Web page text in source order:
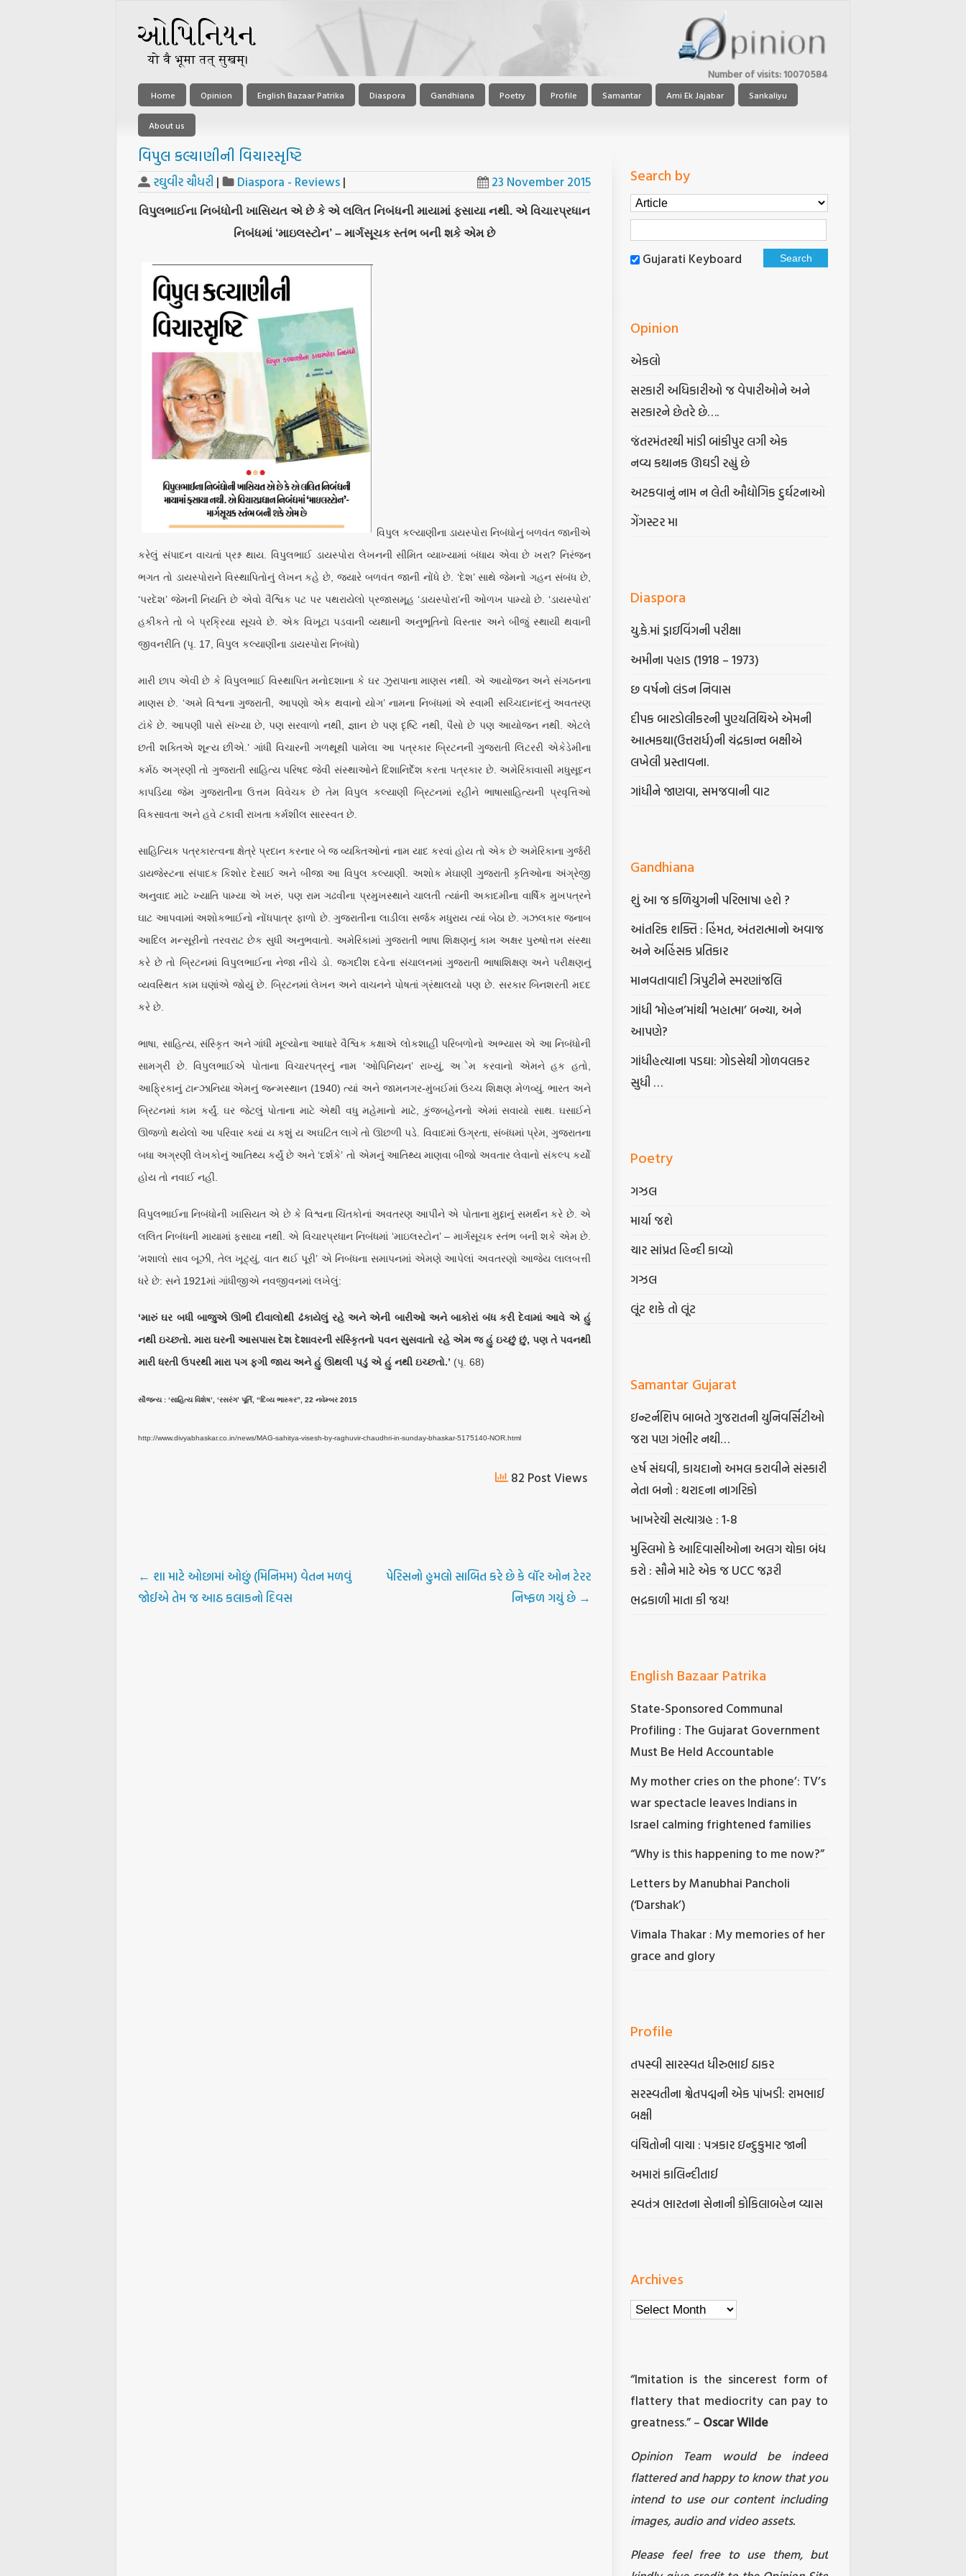
Number of visits:10070584
Home Opinion English Bazaar Patrika Diaspora Gandhiana Poetry Profile Samantar Ami Ek Jajabar Sankaliyu
About us
વિપુલ કલ્યાણીની વિચારસૃષ્ટિ
રઘુવીર ચૌધરી | Diaspora - Reviews | 23 November 2015
વિપુલભાઈના નિબંધોની ખાસિયત એ છે કે એ લલિત નિબંધની માયામાં ફસાયા નથી. એ વિચારપ્રધાન
નિબંધમાં ‘માઇલસ્ટોન’ – માર્ગસૂચક સ્તંભ બની શકે એમ છે
વિપુલ કલ્યાણીના ડાયસ્પોરા નિબંધોનું બળવંત જાનીએ
કરેલું સંપાદન વાચતાં પ્રશ્ન થાય. વિપુલભાઈ ડાયસ્પોરા લેખનની સીમિત વ્યાખ્યામાં બંધાય એવા છે ખરા? નિરંજન
ભગત તો ડાયસ્પોરાને વિસ્થાપિતોનું લેખન કહે છે, જ્યારે બળવંત જાની નોંધે છે. ‘દેશ’ સાથે જેમનો ગહન સંબંધ છે,
‘પરદેશ’ જેમની નિયતિ છે એવો વૈશ્વિક પટ પર પથરાયેલો પ્રજાસમૂહ ‘ડાયસ્પોરા’ની ઓળખ પામ્યો છે. ‘ડાયસ્પોરા’
હકીકતે તો બે પ્રક્રિયા સૂચવે છે. એક વિખૂટા પડવાની વ્યથાની અનુભૂતિનો વિસ્તાર અને બીજું સ્થાયી થવાની
જીવનરીતિ (પૃ. 17, વિપુલ કલ્યાણીના ડાયસ્પોરા નિબંધો)
મારી છાપ એવી છે કે વિપુલભાઈ વિસ્થાપિત મનોદશાના કે ઘર ઝુરાપાના માણસ નથી. એ આયોજન અને સંગઠનના
માણસ છે. ‘અમે વિશ્વના ગુજરાતી, આપણો એક થવાનો યોગ’ નામના નિબંધમાં એ સ્વામી સચ્ચિદાનંદનું અવતરણ
ટાંકે છે. આપણી પાસે સંખ્યા છે, પણ સરવાળો નથી, જ્ઞાન છે પણ દૃષ્ટિ નથી, પૈસો છે પણ આયોજન નથી. એટલે
છતી શક્તિએ શૂન્ય છીએ.’ ગાંધી વિચારની ગળથૂથી પામેલા આ પત્રકાર બ્રિટનની ગુજરાતી લિટરરી એકેડેમીના
કર્મઠ અગ્રણી તો ગુજરાતી સાહિત્ય પરિષદ જેવી સંસ્થાઓને દિશાનિર્દેશ કરતા પત્રકાર છે. અમેરિકાવાસી મધુસૂદન
કાપડિયા જેમ ગુજરાતીના ઉત્તમ વિવેચક છે તેમ વિપુલ કલ્યાણી બ્રિટનમાં રહીને ભાષાસાહિત્યની પ્રવૃત્તિઓ
વિકસાવતા અને હવે ટકાવી રાખતા કર્મશીલ સારસ્વત છે.
સાહિત્યિક પત્રકારત્વના ક્ષેત્રે પ્રદાન કરનાર બે જ વ્યક્તિઓનાં નામ યાદ કરવાં હોય તો એક છે અમેરિકાના ગુર્જરી
ડાયજેસ્ટના સંપાદક કિશોર દેસાઈ અને બીજા આ વિપુલ કલ્યાણી. અશોક મેઘાણી ગુજરાતી કૃતિઓના અંગ્રેજી
અનુવાદ માટે ખ્યાતિ પામ્યા એ ખરું, પણ રામ ગઢવીના પ્રમુખસ્થાને ચાલતી ત્યાંની અકાદમીના વાર્ષિક મુખપત્રને
ઘાટ આપવામાં અશોકભાઈનો નોંધપાત્ર ફાળો છે. ગુજરાતીના લાડીલા સર્જક મધુરાય ત્યાં બેઠા છે. ગઝલકાર જનાબ
આદિલ મન્સૂરીનો તરવરાટ છેક સુધી અનુભવાતો. અમેરિકામાં ગુજરાતી ભાષા શિક્ષણનું કામ અક્ષર પુરુષોત્તમ સંસ્થા
કરે છે તો બ્રિટનમાં વિપુલભાઈના નેજા નીચે ડો. જગદીશ દવેના સંચાલનમાં ગુજરાતી ભાષાશિક્ષણ અને પરીક્ષણનું
વ્યવસ્થિત કામ ઘણાંએ જોયું છે. બ્રિટનમાં લેખન અને વાચનને પોષતાં ગ્રંથાલયો પણ છે. સરકાર બિનશરતી મદદ
કરે છે.
ભાષા, સાહિત્ય, સંસ્કૃિત અને ગાંધી મૂલ્યોના આધારે વૈશ્વિક કક્ષાએ લોકશાહી પરિબળોનો અભ્યાસ એ આ નિબંધોની
સામગ્રી છે. વિપુલભાઈએ પોતાના વિચારપત્રનું નામ ‘ઓપિનિયન’ રાખ્યું, અેમ કરવાનો એમને હક હતો,
આફ્રિકાનું ટાન્ઝાનિયા એમનું જન્મસ્થાન (1940) ત્યાં અને જામનગર-મુંબઈમાં ઉચ્ચ શિક્ષણ મેળવ્યું. ભારત અને
બ્રિટનમાં કામ કર્યું. ઘર જેટલું પોતાના માટે એથી વધુ મહેમાનો માટે, કુંજબહેનનો એમાં સવાયો સાથ. ઘસાઈને
ઊજળો થયેલો આ પરિવાર ક્યાં ય કશું ય અઘટિત લાગે તો ઊછળી પડે. વિવાદમાં ઉગ્રતા, સંબંધમાં પ્રેમ, ગુજરાતના
બધા અગ્રણી લેખકોનું આતિથ્ય કર્યું છે અને ‘દર્શકે’ તો એમનું આતિથ્ય માણવા બીજો અવતાર લેવાનો સંકલ્પ કર્યો
હોય તો નવાઈ નહીં.
વિપુલભાઈના નિબંધોની ખાસિયત એ છે કે વિશ્વના ચિંતકોનાં અવતરણ આપીને એ પોતાના મુદ્દાનું સમર્થન કરે છે. એ
લલિત નિબંધની માયામાં ફસાયા નથી. એ વિચારપ્રધાન નિબંધમાં ‘માઇલસ્ટોન’ – માર્ગસૂચક સ્તંભ બની શકે એમ છે.
‘મશાલો સાવ બૂઝી, તેલ ખૂટ્યું, વાત થઈ પૂરી’ એ નિબંધના સમાપનમાં એમણે આપેલાં અવતરણો આજેય લાલબત્તી
ધરે છે: સને 1921માં ગાંધીજીએ નવજીવનમાં લખેલું:
‘મારું ઘર બધી બાજુએ ઊભી દીવાલોથી ઢંકાયેલું રહે અને એની બારીઓ અને બાકોરાં બંધ કરી દેવામાં આવે એ હું
નથી ઇચ્છતો. મારા ઘરની આસપાસ દેશ દેશાવરની સંસ્કૃિતનો પવન સુસવાતો રહે એમ જ હું ઇચ્છું છું, પણ તે પવનથી
મારી ધરતી ઉપરથી મારા પગ ફગી જાય અને હું ઊથલી પડું એ હું નથી ઇચ્છતો.’ (પૃ. 68)
સૌજન્ય : ‘સાહિત્ય વિશેષ’, ‘રસરંગ’ પૂર્તિ, “દિવ્ય ભાસ્કર”, 22 નવેમ્બર 2015
http://www.divyabhaskar.co.in/news/MAG-sahitya-visesh-by-raghuvir-chaudhri-in-sunday-bhaskar-5175140-NOR.html
82 Post Views
← શા માટે ઓછામાં ઓછું (મિનિમમ) વેતન મળવું
જોઈએ તેમ જ આઠ કલાકનો દિવસ
પેરિસનો હુમલો સાબિત કરે છે કે વૉર ઓન ટેરર
નિષ્ફળ ગયું છે →
Search by
Gujarati Keyboard
Opinion
એકલો
સરકારી અધિકારીઓ જ વેપારીઓને અને
સરકારને છેતરે છે….
જંતરમંતરથી માંડી બાંકીપુર લગી એક
નવ્ય કથાનક ઊઘડી રહ્યું છે
અટકવાનું નામ ન લેતી ઔદ્યોગિક દુર્ઘટનાઓ
ગેંગસ્ટર મા
Diaspora
યુ.કે.માં ડ્રાઇવિંગની પરીક્ષા
અમીના પહાડ (1918 – 1973)
છ વર્ષનો લંડન નિવાસ
દીપક બારડોલીકરની પુણ્યતિથિએ એમની
આત્મકથા(ઉત્તરાર્ધ)ની ચંદ્રકાન્ત બક્ષીએ
લખેલી પ્રસ્તાવના.
ગાંધીને જાણવા, સમજવાની વાટ
Gandhiana
શું આ જ કળિયુગની પરિભાષા હશે ?
આંતરિક શક્તિ : હિંમત, અંતરાત્માનો અવાજ
અને અહિંસક પ્રતિકાર
માનવતાવાદી ત્રિપુટીને સ્મરણાંજલિ
ગાંધી ‘મોહન’માંથી ‘મહાત્મા’ બન્યા, અને
આપણે?
ગાંધીહત્યાના પડઘા: ગોડસેથી ગોળવલકર
સુધી …
Poetry
ગઝલ
માર્યા જશે
ચાર સાંપ્રત હિન્દી કાવ્યો
ગઝલ
લૂંટ શકે તો લૂંટ
Samantar Gujarat
ઇન્ટર્નશિપ બાબતે ગુજરાતની યુનિવર્સિટીઓ
જરા પણ ગંભીર નથી…
હર્ષ સંઘવી, કાયદાનો અમલ કરાવીને સંસ્કારી
નેતા બનો : થરાદના નાગરિકો
ખાખરેચી સત્યાગ્રહ : 1-8
મુસ્લિમો કે આદિવાસીઓના અલગ ચોકા બંધ
કરો : સૌને માટે એક જ UCC જરૂરી
ભદ્રકાળી માતા કી જય!
English Bazaar Patrika
State-Sponsored Communal
Profiling : The Gujarat Government
Must Be Held Accountable
My mother cries on the phone’: TV’s
war spectacle leaves Indians in
Israel calming frightened families
“Why is this happening to me now?”
Letters by Manubhai Pancholi
(‘Darshak’)
Vimala Thakar : My memories of her
grace and glory
Profile
તપસ્વી સારસ્વત ધીરુભાઈ ઠાકર
સરસ્વતીના શ્વેતપદ્મની એક પાંખડી: રામભાઈ
બક્ષી
વંચિતોની વાચા : પત્રકાર ઇન્દુકુમાર જાની
અમારાં કાલિન્દીતાઈ
સ્વતંત્ર ભારતના સેનાની કોકિલાબહેન વ્યાસ
Archives
Archives
“Imitation is the sincerest form of
flattery that mediocrity can pay to
greatness.” – Oscar Wilde
Opinion Team would be indeed
flattered and happy to know that you
intend to use our content including
images, audio and video assets.
Please feel free to use them, but